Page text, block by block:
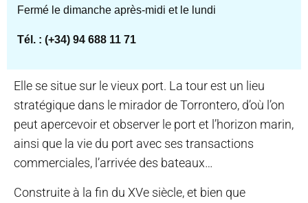
Fermé le dimanche après-midi et le lundi
Tél. : (+34) 94 688 11 71
Elle se situe sur le vieux port. La tour est un lieu
stratégique dans le mirador de Torrontero, d’où l’on
peut apercevoir et observer le port et l’horizon marin,
ainsi que la vie du port avec ses transactions
commerciales, l’arrivée des bateaux…
Construite à la fin du XVe siècle, et bien que